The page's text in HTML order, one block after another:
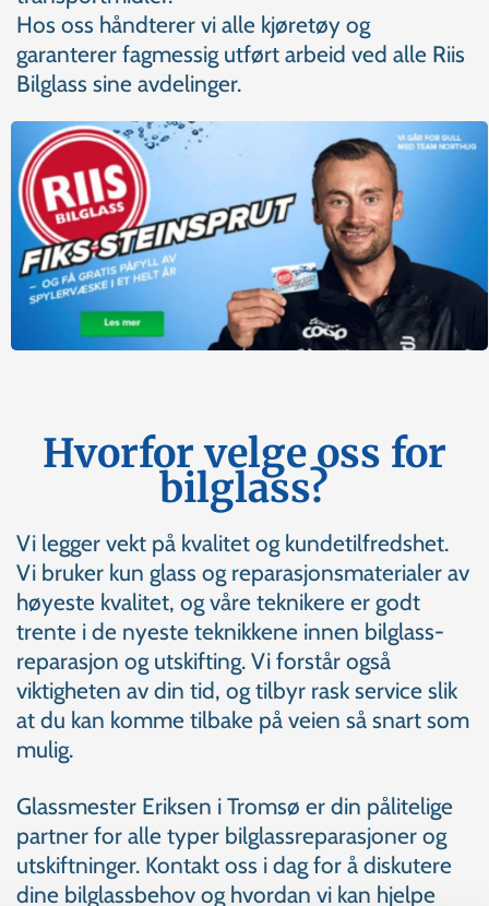
Hos oss håndterer vi alle kjøretøy og
garanterer fagmessig utført arbeid ved alle Riis
Bilglass sine avdelinger.
Hvorfor velge oss for
bilglass?
Vi legger vekt på kvalitet og kundetilfredshet.
Vi bruker kun glass og reparasjonsmaterialer av
høyeste kvalitet, og våre teknikere er godt
trente i de nyeste teknikkene innen bilglass-
reparasjon og utskifting. Vi forstår også
viktigheten av din tid, og tilbyr rask service slik
at du kan komme tilbake på veien så snart som
mulig.
Glassmester Eriksen i Tromsø er din pålitelige
partner for alle typer bilglassreparasjoner og
utskiftninger. Kontakt oss i dag for å diskutere
dine bilglassbehov og hvordan vi kan hjelpe